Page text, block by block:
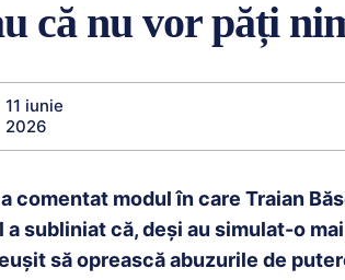
că nu vor păți
11 iunie
2026
comentat modul în care Traian
subliniat că, deși au simulat-o
să oprească abuzurile de